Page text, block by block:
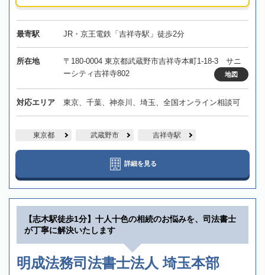
最寄駅 JR・京王電鉄「吉祥寺駅」徒歩2分
所在地
〒180-0004 東京都武蔵野市吉祥寺本町1-18-3 サニ
ーシティ吉祥寺802
地図
対応エリア 東京、千葉、神奈川、埼玉、全国オンライン相談可
東京都 武蔵野市 吉祥寺駅
詳細を見る
【志木駅徒歩1分】十人十色の相続のお悩みを、司法書士
が丁寧に解決いたします
明成法務司法書士法人 埼玉本部